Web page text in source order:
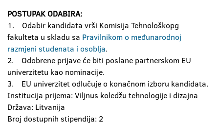
POSTUPAK ODABIRA:
1. Odabir kandidata vrši Komisija Tehnološkopg
fakulteta u skladu sa Pravilnikom o međunarodnoj
razmjeni studenata i osoblja.
2. Odobrene prijave će biti poslane partnerskom EU
univerzitetu kao nominacije.
3. EU univerzitet odlučuje o konačnom izboru kandidata.
Institucija prijema: Viljnus koledžu tehnologije i dizajna
Država: Litvanija
Broj dostupnih stipendija: 2